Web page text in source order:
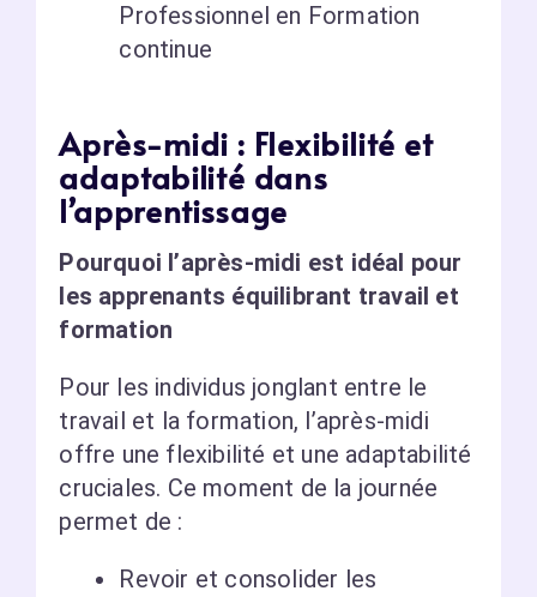
Professionnel en Formation
continue
Après-midi : Flexibilité et
adaptabilité dans
l’apprentissage
Pourquoi l’après-midi est idéal pour
les apprenants équilibrant travail et
formation
Pour les individus jonglant entre le
travail et la formation, l’après-midi
offre une flexibilité et une adaptabilité
cruciales. Ce moment de la journée
permet de :
Revoir et consolider les